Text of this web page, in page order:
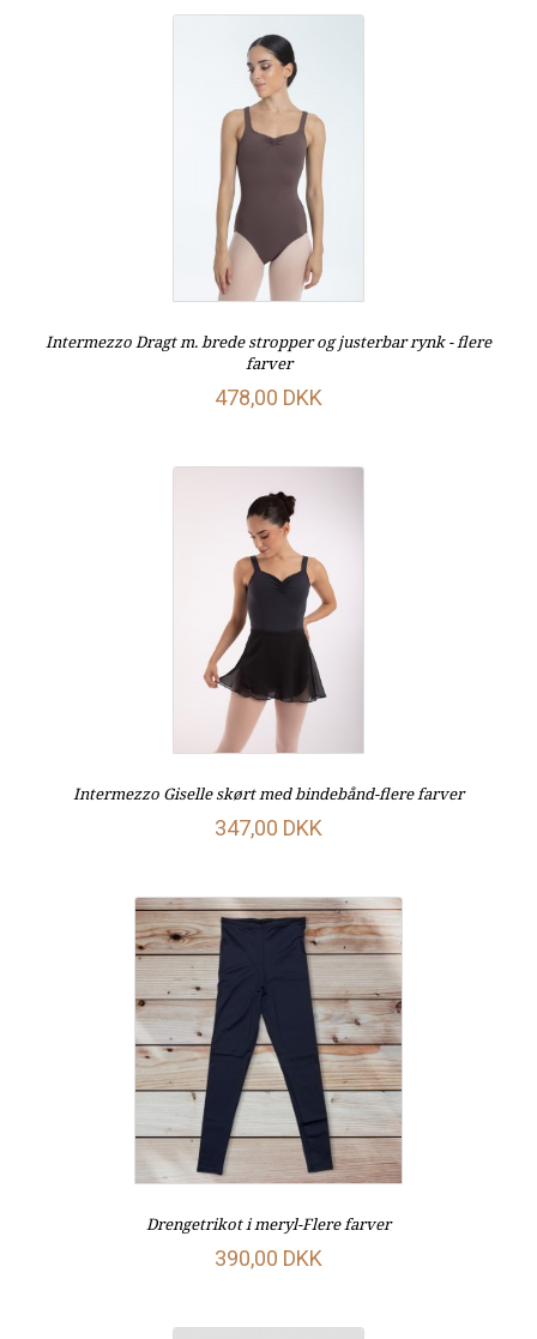
Intermezzo Dragt m. brede stropper og justerbar rynk - flere
farver
478,00 DKK
Intermezzo Giselle skørt med bindebånd-flere farver
347,00 DKK
Drengetrikot i meryl-Flere farver
390,00 DKK